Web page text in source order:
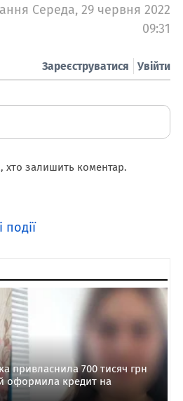
Середа, 29 червня 2022
09:31
Увійти
Зареєструватися
хто залишить коментар.
привласнила 700 тисяч грн
оформила кредит на